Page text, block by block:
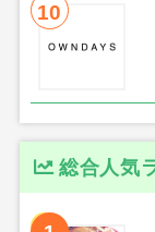
10
総合人気